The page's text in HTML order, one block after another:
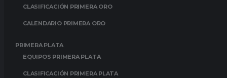
CLASIFICACIÓN PRIMERA ORO
CALENDARIO PRIMERA ORO
PRIMERA PLATA
EQUIPOS PRIMERA PLATA
CLASIFICACIÓN PRIMERA PLATA